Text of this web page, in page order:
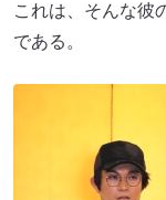
これは、そんな彼
である。